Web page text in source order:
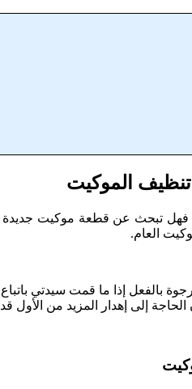
الموكيت
تبحث عن قطعة موكيت جديدة
العام.
بالفعل إذا ما قمت
إلى إهدار المزيد من الأول